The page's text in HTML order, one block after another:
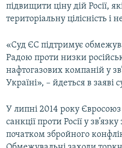
підвищити ціну дій Росії,
територіальну цілісність і
«Суд ЄС підтримує
Радою проти низки
нафтогазових компаній у
Україні», – йдеться в заяві
У липні 2014 року
санкції проти Росії у
початком збройного